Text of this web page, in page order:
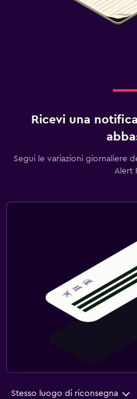
Ricevi una
Segui le variazioni giornaliere
Alert
Stesso luogo di riconsegna